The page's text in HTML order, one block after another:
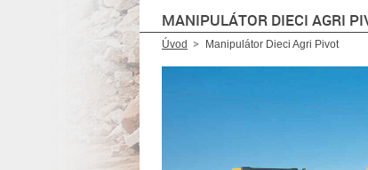
MANIPULÁTOR DIECI AGRI
Úvod Manipulátor Dieci Agri Pivot